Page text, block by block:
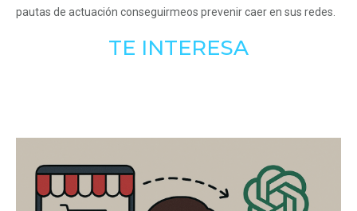
pautas de actuación conseguirmeos prevenir caer en sus redes.
TE INTERESA